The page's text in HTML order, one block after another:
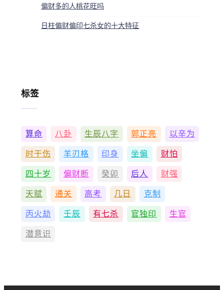
偏财多的人桃花旺吗
日柱偏财偏印七杀女的十大特征
标签
算命 八卦 生辰八字 郭正亮 以辛为
时干伤 羊刃格 印身 坐偏 财怕
四十岁 偏财断 癸卯 后人 财强
天赋 通关 高考 几日 克制
丙火劫 壬辰 有七杀 官独印 生官
潜意识